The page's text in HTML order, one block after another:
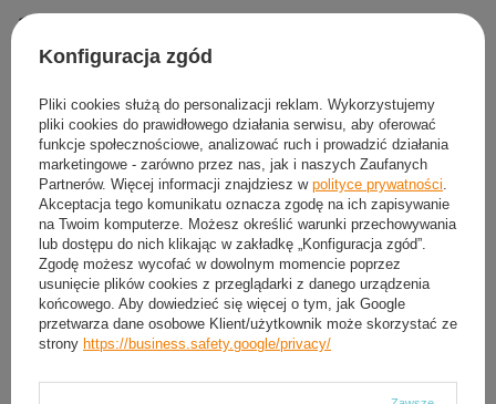
114,24 zł
XS L
Konfiguracja zgód
Pliki cookies służą do personalizacji reklam. Wykorzystujemy
pliki cookies do prawidłowego działania serwisu, aby oferować
funkcje społecznościowe, analizować ruch i prowadzić działania
marketingowe - zarówno przez nas, jak i naszych Zaufanych
Partnerów. Więcej informacji znajdziesz w polityce prywatności
Akceptacja tego komunikatu oznacza zgodę na ich zapisywanie
na Twoim komputerze. Możesz określić warunki przechowywania
lub dostępu do nich klikając w zakładkę „Konfiguracja zgód”.
Zgodę możesz wycofać w dowolnym momencie poprzez
usunięcie plików cookies z przeglądarki z danego urządzenia
końcowego. Aby dowiedzieć się więcej o tym, jak Google
przetwarza dane osobowe Klient/użytkownik może skorzystać ze
strony https://business.safety.google/privacy/